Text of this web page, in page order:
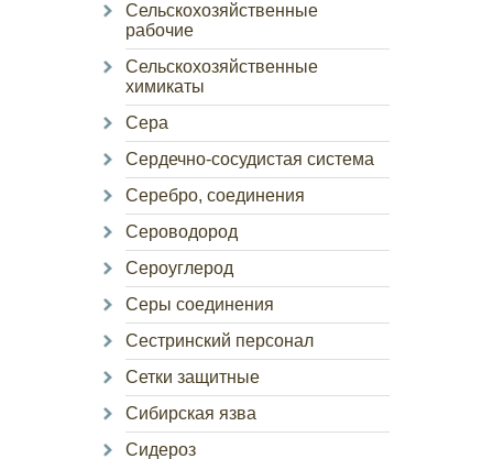
Сельскохозяйственные
рабочие
Сельскохозяйственные
химикаты
Сера
Сердечно-сосудистая система
Серебро, соединения
Сероводород
Сероуглерод
Серы соединения
Сестринский персонал
Сетки защитные
Сибирская язва
Сидероз